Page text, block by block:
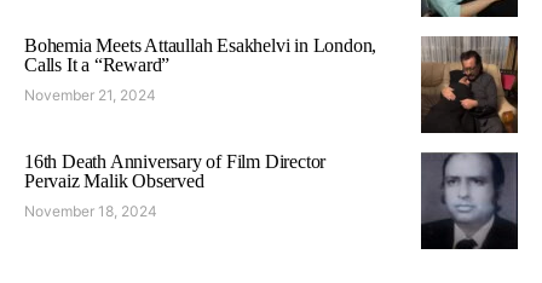
Bohemia Meets Attaullah Esakhelvi in London,
Calls It a “Reward”
November 21, 2024
16th Death Anniversary of Film Director
Pervaiz Malik Observed
November 18, 2024